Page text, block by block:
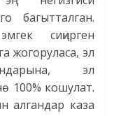
багытталган.
сиңирген
жогоруласа, эл
эл
100% кошулат.
алгандар каза